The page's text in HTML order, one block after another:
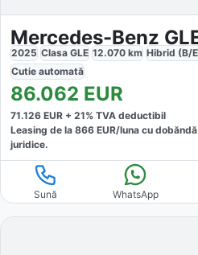
Mercedes-Benz
2025 Clasa GLE 12.070 km Hibrid (B/
Cutie automată
86.062 EUR
71.126 EUR + 21% TVA deductibil
Leasing de la 866 EUR/luna cu dobăndă
juridice.
Sună WhatsApp